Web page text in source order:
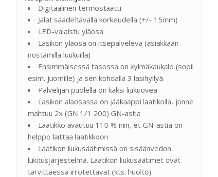
Digitaalinen termostaatti
Jalat säädeltävällä korkeudella (+/- 15mm)
LED-valaistu yläosa
Lasikon yläosa on itsepalveleva (asiakkaan
nostamilla luukuilla)
Ensimmäisessä tasossa on kylmäkaukalo (sopii
esim. juomille) ja sen kohdalla 3 lasihyllyä
Palvelijan puolella on kaksi liukuovea
Lasikon alaosassa on jääkaappi laatikolla, jonne
mahtuu 2x (GN 1/1 200) GN-astia
Laatikko avautuu 110 % niin, et GN-astia on
helppo laittaa laatikkoon
Laatikon liukusäätimissä on sisäänvedon
lukitusjärjestelmä. Laatikon liukusäätimet ovat
tarvittaessa irrotettavat (kts. huolto)